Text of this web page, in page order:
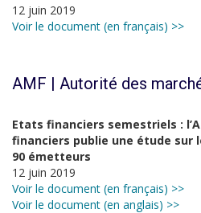
12 juin 2019
Voir le document (en français) >>
AMF | Autorité des
Etats financiers semestriels :
financiers publie une étude sur
90 émetteurs
12 juin 2019
Voir le document (en français) >>
Voir le document (en anglais) >>